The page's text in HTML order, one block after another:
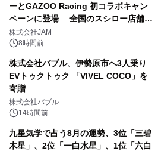
ーとGAZOO Racing 初コラボキャン
ペーンに登場 全国のスシロー店舗で
GR 4車種の FUNBOO(ミニカー)付き
メニューが展開されます
株式会社JAM
8時間前
株式会社バブル、伊勢原市へ3人乗り
EVトゥクトゥク 「VIVEL COCO」を
寄贈
株式会社バブル
14時間前
九星気学で占う8月の運勢、3位「三碧
木星」、2位「一白水星」、1位「六白